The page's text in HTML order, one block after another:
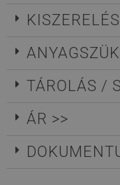
TÁROLÁS /
ÁR >>